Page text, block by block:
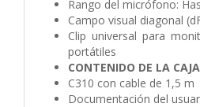
Rango del micrófono:
Campo visual diagonal
Clip universal para
portátiles
CONTENIDO DE LA CAJA
C310 con cable de 1,5 m
Documentación del